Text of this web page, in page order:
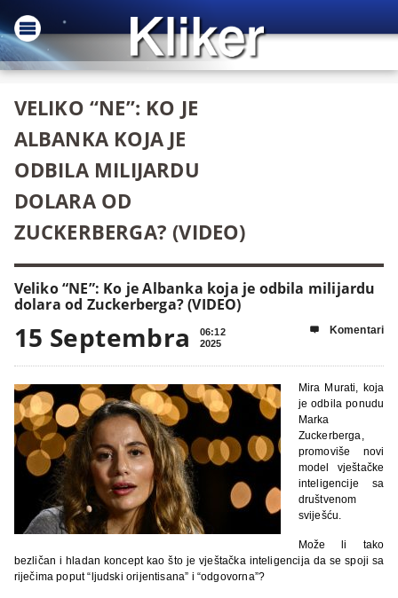
VELIKO “NE”: KO JE
ALBANKA KOJA JE
ODBILA MILIJARDU
DOLARA OD
ZUCKERBERGA? (VIDEO)
Veliko “NE”: Ko je Albanka koja je odbila milijardu
dolara od Zuckerberga? (VIDEO)
15 Septembra
06:12
2025
 Komentari
Mira Murati, koja
je odbila ponudu
Marka
Zuckerberga,
promoviše novi
model vještačke
inteligencije sa
društvenom
sviješću.
Može li tako
bezličan i hladan koncept kao što je vještačka inteligencija da se spoji sa
riječima poput “ljudski orijentisana” i “odgovorna”?